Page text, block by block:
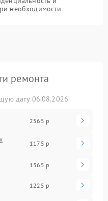
необходимости
ремонта
дату 06.08.2026
2565 р
1175 р
1565 р
1225 р